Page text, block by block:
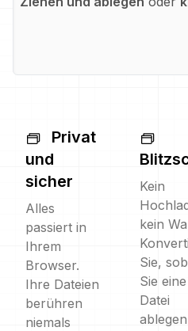
Privat
und
sicher
Alles
passiert in
Ihrem
Browser.
Ihre Dateien
berühren
niemals
Kein
kein
Sie,
Sie eine
Datei